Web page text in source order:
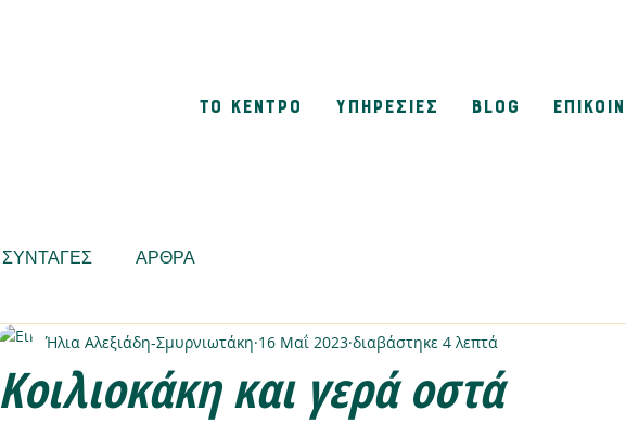
ΤΟ ΚΕΝΤΡΟ ΥΠΗΡΕΣΙΕΣ BLOG
ΣΥΝΤΑΓΕΣ ΑΡΘΡΑ
Κοιλιοκάκη και γερά οστά
Ήλια Αλεξιάδη-Σμυρνιωτάκη 16 Μαΐ 2023 διαβάστηκε 4 λεπτά